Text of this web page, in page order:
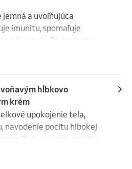
jemná a uvoľňujúca
imunitu, spomaľuje
tela. Blahodarne
imunitu , spomaľuje
vitalitu, duševnú
masáž. Je to láskavé
Spôsob, ako sa každý deň
sám seba. V čase, keď
práve takýto tichý rituál
hebkú pokožku. Môže
hĺbkovo
krém
upokojenie tela,
navodenie pocitu hlbokej
uvoľňuje svalové napätie,
zanecháva ju hebkú a